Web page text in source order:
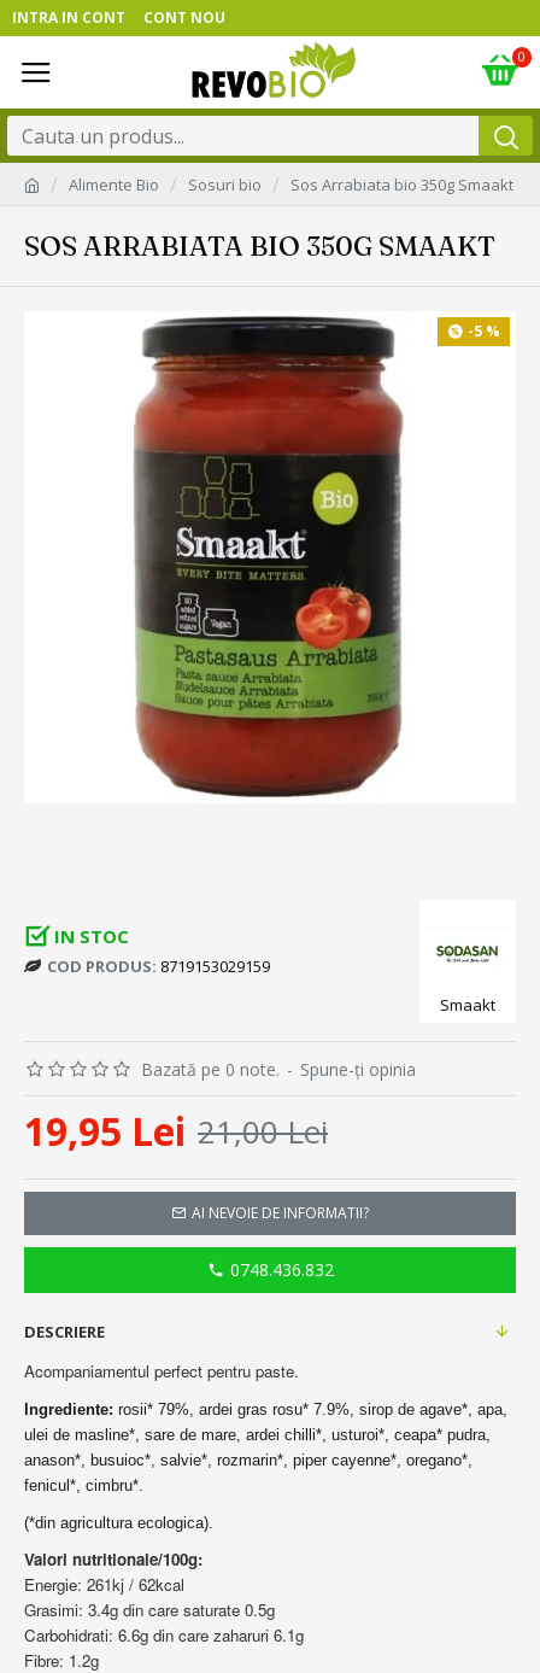
INTRA IN CONT CONT NOU
0
Alimente Bio Sosuri bio Sos Arrabiata bio 350g Smaakt
SOS ARRABIATA BIO 350G SMAAKT
-5 %
IN STOC
COD PRODUS: 8719153029159
Smaakt
Bazată pe 0 note. - Spune-ţi opinia
19,95 Lei 21,00 Lei
AI NEVOIE DE INFORMATII?
0748.436.832
DESCRIERE
Acompaniamentul perfect pentru paste.
Ingrediente: rosii* 79%, ardei gras rosu* 7.9%, sirop de agave*, apa,
ulei de masline*, sare de mare, ardei chilli*, usturoi*, ceapa* pudra,
anason*, busuioc*, salvie*, rozmarin*, piper cayenne*, oregano*,
fenicul*, cimbru*.
(*din agricultura ecologica).
Valori nutritionale/100g:
Energie: 261kj / 62kcal
Grasimi: 3.4g din care saturate 0.5g
Carbohidrati: 6.6g din care zaharuri 6.1g
Fibre: 1.2g